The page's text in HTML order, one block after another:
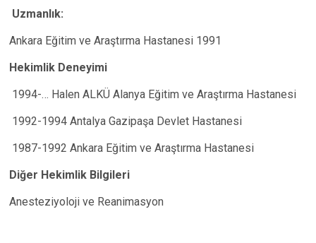
Uzmanlık:
Ankara Eğitim ve Araştırma Hastanesi 1991
Hekimlik Deneyimi
1994-… Halen ALKÜ Alanya Eğitim ve Araştırma Hastanesi
1992-1994 Antalya Gazipaşa Devlet Hastanesi
1987-1992 Ankara Eğitim ve Araştırma Hastanesi
Diğer Hekimlik Bilgileri
Anesteziyoloji ve Reanimasyon